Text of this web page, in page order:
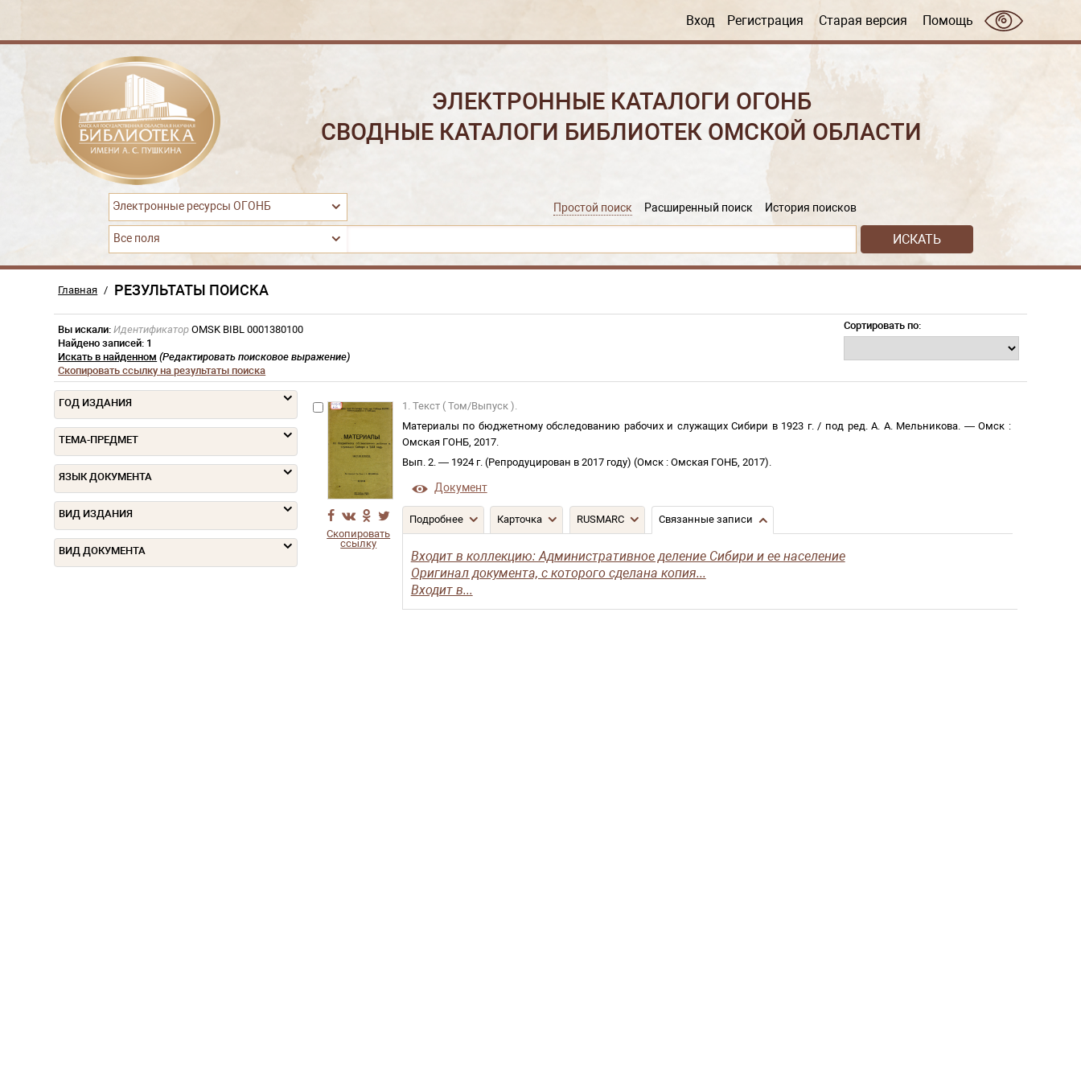
Вход Регистрация Старая версия Помощь
ЭЛЕКТРОННЫЕ КАТАЛОГИ ОГОНБ
СВОДНЫЕ КАТАЛОГИ БИБЛИОТЕК ОМСКОЙ ОБЛАСТИ
Электронные ресурсы ОГОНБ Простой поиск Расширенный поиск История поисков
Все поля
Главная / РЕЗУЛЬТАТЫ ПОИСКА
Сортировать по:
Вы искали: Идентификатор OMSK BIBL 0001380100
Найдено записей: 1
Искать в найденном (Редактировать поисковое выражение)
Скопировать ссылку на результаты поиска
ГОД ИЗДАНИЯ
ТЕМА-ПРЕДМЕТ
ЯЗЫК ДОКУМЕНТА
ВИД ИЗДАНИЯ
ВИД ДОКУМЕНТА
Скопировать
ссылку
1. Текст ( Том/Выпуск ).
Материалы по бюджетному обследованию рабочих и служащих Сибири в 1923 г. / под ред. А. А. Мельникова. —Омск :
Омская ГОНБ, 2017.
Вып. 2. —1924 г. (Репродуцирован в 2017 году) (Омск : Омская ГОНБ, 2017).
Документ
Подробнее Карточка RUSMARC Связанные записи
Входит в коллекцию: Административное деление Сибири и ее население
Оригинал документа, с которого сделана копия...
Входит в...